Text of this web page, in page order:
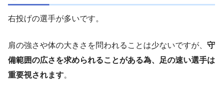
右投げの選手が多いです。
肩の強さや体の大きさを問われることは少ないですが、 守
備範囲の広さを求められることがある為、足の速い選手は
重要視されます。